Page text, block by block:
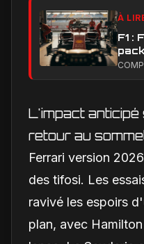
À
F1 :
L'impact
retour au
Ferrari version
des tifosi. Les
ravivé les espoirs
plan, avec